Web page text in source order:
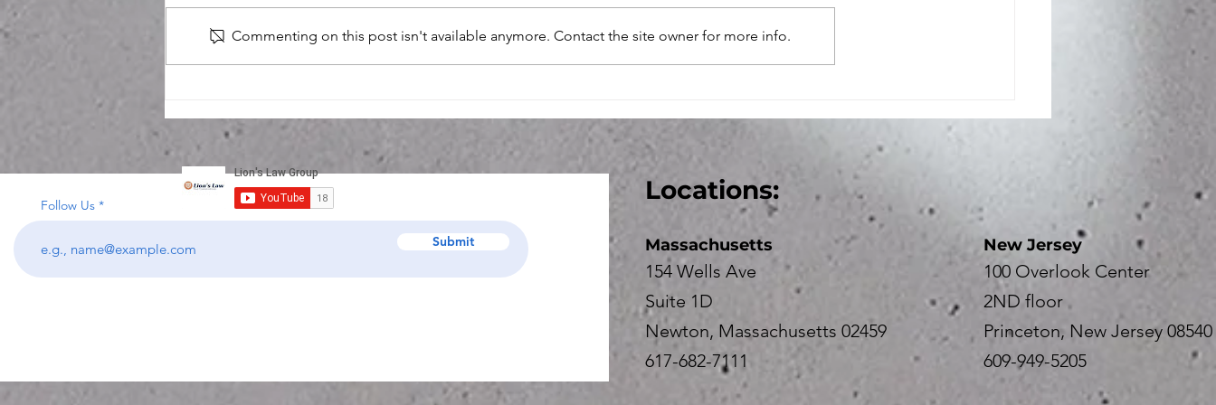
Massachusetts who signed a
client shockingly disco
that if an employment agreement
can simply deduct that
的，退款条款， 明确违反《马萨
诸塞州消费者保护法》（M.G.L.
费者纠纷案件表明：即便服务商已
经提供了大量、高质量的服务，只
要忽略退款政策，或退款条款存在
模糊、不显眼或前后不一致的情
形，仍可能面临《马萨诸塞州消费
者保护法》（M.G.L. c.93A）下的
重大法律风险。 一 、
Commenting on this post isn't available anymore. Contact the site owner for more info.
Follow Us
Submit
Locations:
Massachusetts
154 Wells Ave
Suite 1D
Newton, Massachusetts 02459
617-682-7111
New Jersey
100 Overlook Center
2ND floor
Princeton, New Jersey 08540
609-949-5205